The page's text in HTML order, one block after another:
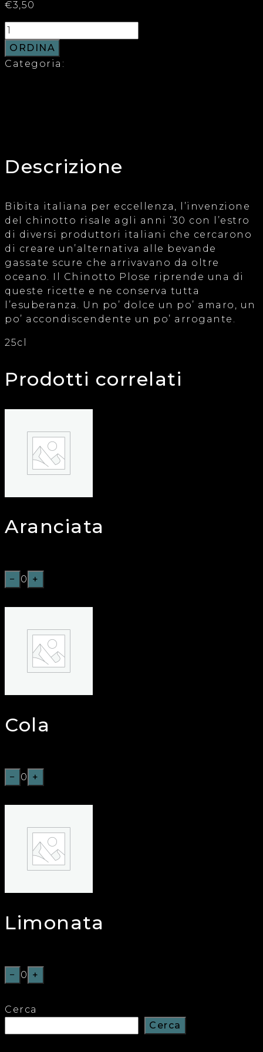
€3,50
ORDINA
Categoria:
Descrizione
Bibita italiana per eccellenza, l’invenzione
del chinotto risale agli anni ’30 con l’estro
di diversi produttori italiani che cercarono
di creare un’alternativa alle bevande
gassate scure che arrivavano da oltre
oceano. Il Chinotto Plose riprende una di
queste ricette e ne conserva tutta
l’esuberanza. Un po’ dolce un po’ amaro, un
po’ accondiscendente un po’ arrogante.
25cl
Prodotti correlati
Aranciata
−
0 +
Cola
−
0 +
Limonata
−
0 +
Cerca
Cerca